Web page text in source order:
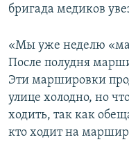
бригада медиков
«Мы уже неделю
После полудня
Эти маршировки
улице холодно, но
ходить, так как
кто ходит на